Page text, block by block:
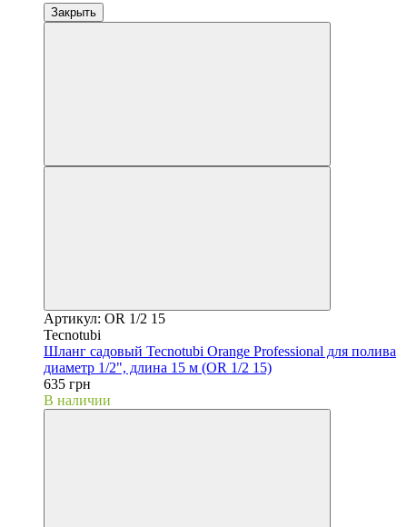
Закрыть
Артикул: OR 1/2 15
Tecnotubi
Шланг садовый Tecnotubi Orange Professional для полива
диаметр 1/2", длина 15 м (OR 1/2 15)
635 грн
В наличии